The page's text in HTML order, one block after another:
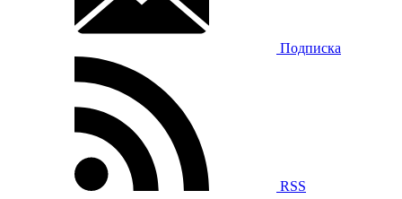
Подписка
RSS